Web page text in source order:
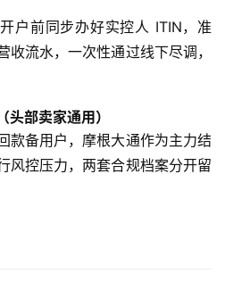
户前同步办好实控人 ITIN，准
收流水，一次性通过线下尽调，
部卖家通用）
款备用户，摩根大通作为主力结
风控压力，两套合规档案分开留